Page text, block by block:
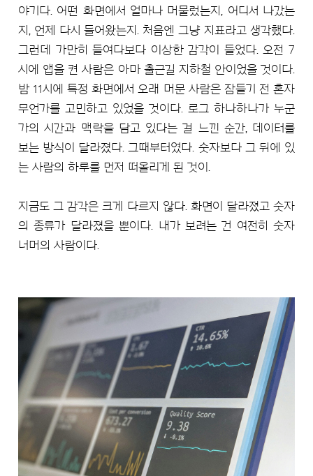
야기다. 어떤 화면에서 얼마나 머물렀는지, 어디서 나갔는
지, 언제 다시 들어왔는지. 처음엔 그냥 지표라고 생각했다.
그런데 가만히 들여다보다 이상한 감각이 들었다. 오전 7
시에 앱을 켠 사람은 아마 출근길 지하철 안이었을 것이다.
밤 11시에 특정 화면에서 오래 머문 사람은 잠들기 전 혼자
무언가를 고민하고 있었을 것이다. 로그 하나하나가 누군
가의 시간과 맥락을 담고 있다는 걸 느낀 순간, 데이터를
보는 방식이 달라졌다. 그때부터였다. 숫자보다 그 뒤에 있
는 사람의 하루를 먼저 떠올리게 된 것이.
지금도 그 감각은 크게 다르지 않다. 화면이 달라졌고 숫자
의 종류가 달라졌을 뿐이다. 내가 보려는 건 여전히 숫자
너머의 사람이다.